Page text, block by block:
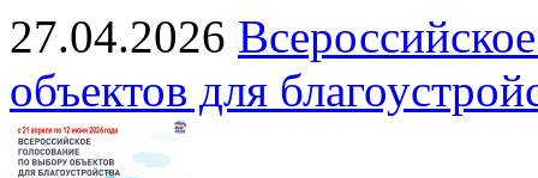
27.04.2026
объектов для